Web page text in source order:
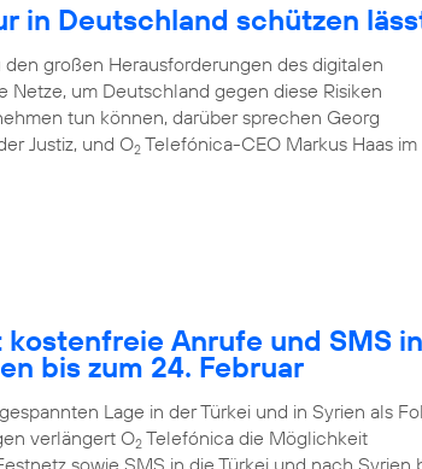
in Deutschland schützen
großen Herausforderungen des digitalen
Netze, um Deutschland gegen diese Risiken
tun können, darüber sprechen Georg
Justiz, und O2 Telefónica-CEO Markus Haas im
Anrufe und SMS in
bis zum 24. Februar
Lage in der Türkei und in Syrien als
verlängert O2 Telefónica die Möglichkeit
sowie SMS in die Türkei und nach Syrien